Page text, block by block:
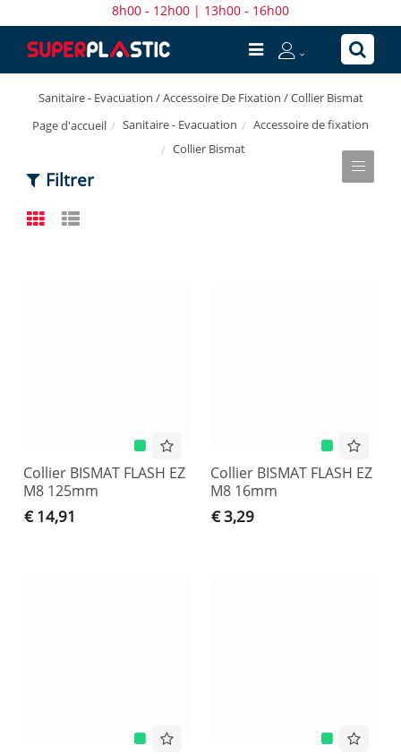
8h00 - 12h00 | 13h00 - 16h00
Sanitaire - Evacuation / Accessoire De Fixation / Collier Bismat
Page d'accueil
Sanitaire - Evacuation
Accessoire de fixation
Collier Bismat
Filtrer
Collier BISMAT FLASH EZ
M8 125mm
€ 14,91
Collier BISMAT FLASH EZ
M8 16mm
€ 3,29